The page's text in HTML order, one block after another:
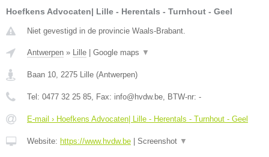
Hoefkens Advocaten| Lille - Herentals - Turnhout - Geel
Niet gevestigd in de provincie Waals-Brabant.
Antwerpen » Lille Google maps ▼
Baan 10 2275 Lille (Antwerpen)
Tel: 0477 32 25 85 , Fax: info@hvdw.be , BTW-nr: -
E-mail › Hoefkens Advocaten| Lille - Herentals - Turnhout - Geel
Website: https://www.hvdw.be Screenshot ▼